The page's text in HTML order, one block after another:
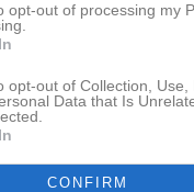
opt-out of processing my
opt-out of Collection,
Data that Is
CONFIRM